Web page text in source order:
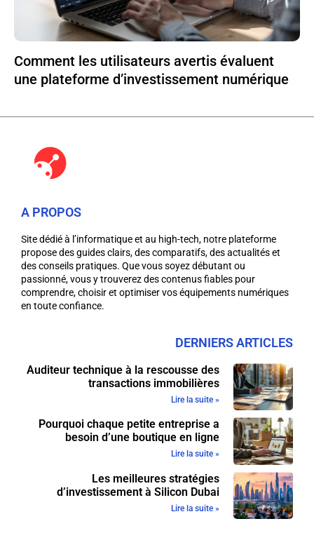
Comment les utilisateurs avertis évaluent
une plateforme d’investissement numérique
A PROPOS
Site dédié à l’informatique et au high-tech, notre plateforme
propose des guides clairs, des comparatifs, des actualités et
des conseils pratiques. Que vous soyez débutant ou
passionné, vous y trouverez des contenus fiables pour
comprendre, choisir et optimiser vos équipements numériques
en toute confiance.
DERNIERS ARTICLES
Auditeur technique à la rescousse des
transactions immobilières
Lire la suite »
Pourquoi chaque petite entreprise a
besoin d’une boutique en ligne
Lire la suite »
Les meilleures stratégies
d’investissement à Silicon Dubai
Lire la suite »